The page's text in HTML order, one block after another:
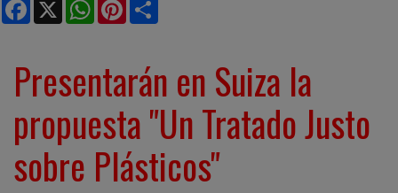
Presentarán en Suiza la
propuesta "Un Tratado Justo
sobre Plásticos"